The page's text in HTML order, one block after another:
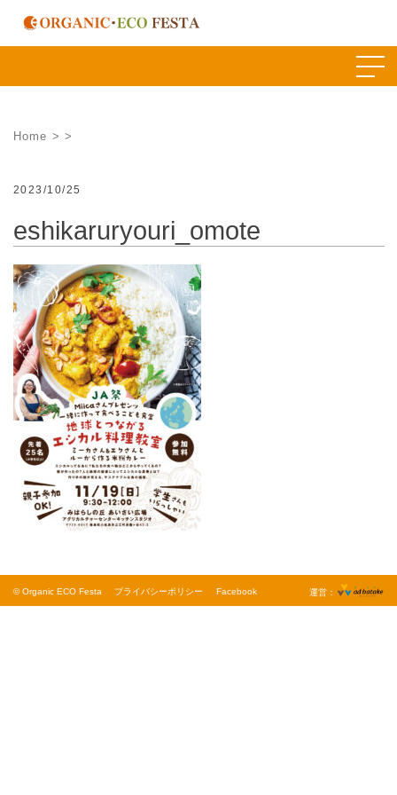
Skip
Home > >
2023/10/25
eshikaruryouri_omote
運営：
Facebook
プライバシーポリシー
© Organic ECO Festa